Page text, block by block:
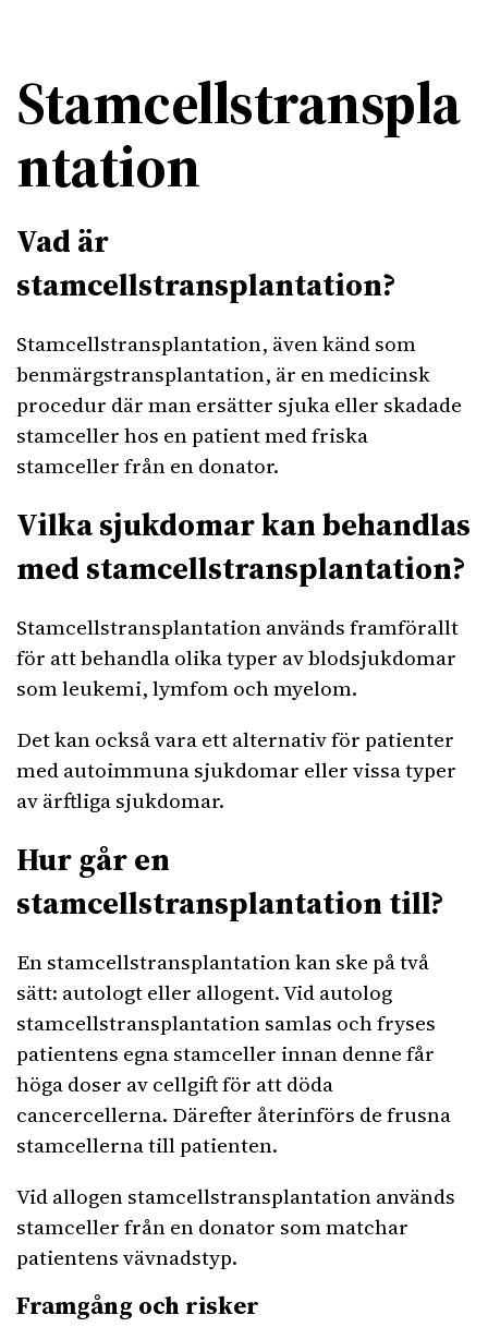
Stamcellstranspla
ntation
Vad är
stamcellstransplantation?
Stamcellstransplantation, även känd som
benmärgstransplantation, är en medicinsk
procedur där man ersätter sjuka eller skadade
stamceller hos en patient med friska
stamceller från en donator.
Vilka sjukdomar kan behandlas
med stamcellstransplantation?
Stamcellstransplantation används framförallt
för att behandla olika typer av blodsjukdomar
som leukemi, lymfom och myelom.
Det kan också vara ett alternativ för patienter
med autoimmuna sjukdomar eller vissa typer
av ärftliga sjukdomar.
Hur går en
stamcellstransplantation till?
En stamcellstransplantation kan ske på två
sätt: autologt eller allogent. Vid autolog
stamcellstransplantation samlas och fryses
patientens egna stamceller innan denne får
höga doser av cellgift för att döda
cancercellerna. Därefter återinförs de frusna
stamcellerna till patienten.
Vid allogen stamcellstransplantation används
stamceller från en donator som matchar
patientens vävnadstyp.
Framgång och risker